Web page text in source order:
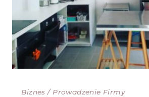
Biznes / Prowadzenie Firmy